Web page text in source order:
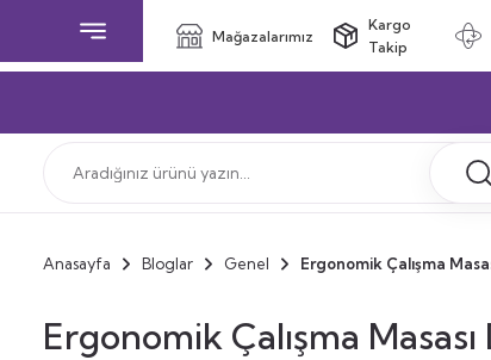
Mağazalarımız
Kargo
Takip
Anasayfa Bloglar Genel Ergonomik Çalışma
Ergonomik Çalışma